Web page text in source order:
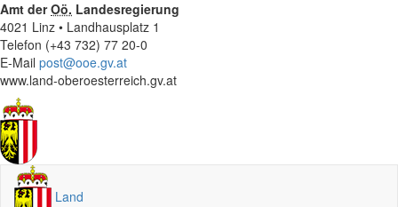
Amt derOö. Landesregierung
4021 Linz • Landhausplatz 1
Telefon (+43 732) 77 20-0
E-Mail post@ooe.gv.at
www.land-oberoesterreich.gv.at
Land